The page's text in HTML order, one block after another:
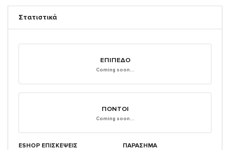
Στατιστικά
ΕΠΊΠΕΔΟ
Coming soon...
ΠΌΝΤΟΙ
Coming soon...
ESHOP ΕΠΙΣΚΈΨΕΙΣ ΠΑΡΑΣΗΜΑ